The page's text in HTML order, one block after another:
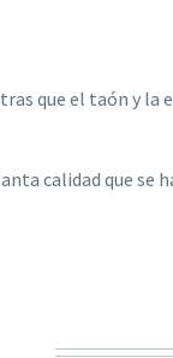
que el taón y
calidad que se